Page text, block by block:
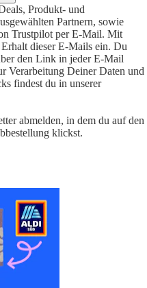
Produkt- und
Partnern, sowie
Trustpilot per E-Mail. Mit
dieser E-Mails ein. Du
den Link in jeder E-Mail
Verarbeitung Deiner Daten und
findest du in unserer
abmelden, in dem du auf den
klickst.